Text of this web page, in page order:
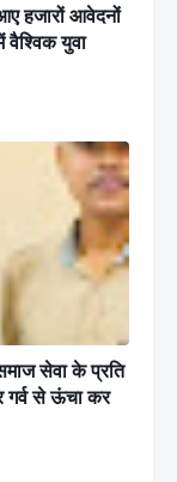
हजारों आवेदनों
वैश्विक युवा
सेवा के प्रति
गर्व से ऊंचा कर